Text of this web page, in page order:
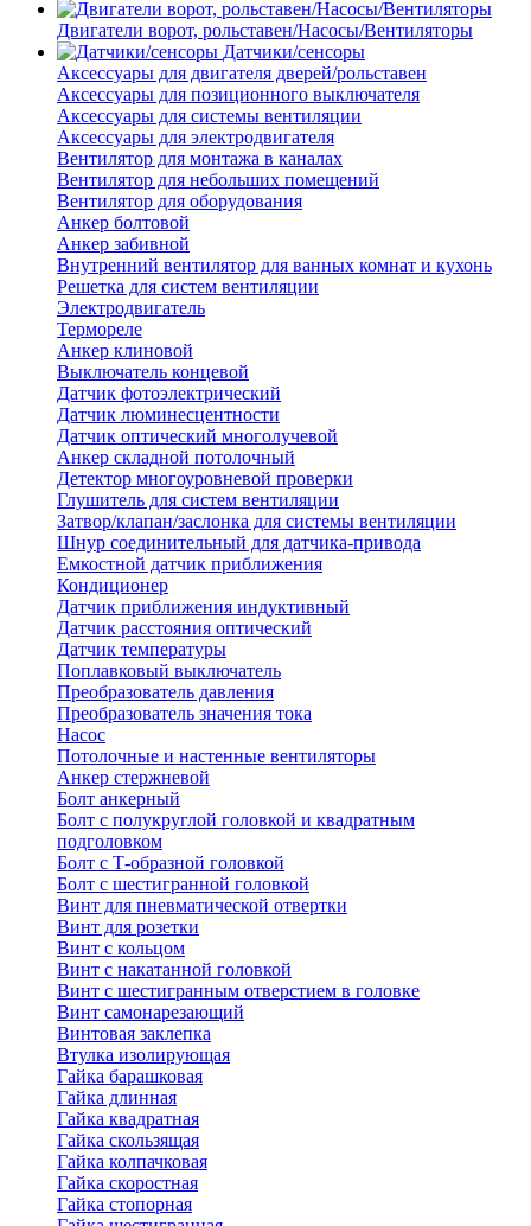
Двигатели ворот, рольставен/Насосы/Вентиляторы
Датчики/сенсоры
Аксессуары для двигателя дверей/рольставен
Аксессуары для позиционного выключателя
Аксессуары для системы вентиляции
Аксессуары для электродвигателя
Вентилятор для монтажа в каналах
Вентилятор для небольших помещений
Вентилятор для оборудования
Анкер болтовой
Анкер забивной
Внутренний вентилятор для ванных комнат и кухонь
Решетка для систем вентиляции
Электродвигатель
Термореле
Анкер клиновой
Выключатель концевой
Датчик фотоэлектрический
Датчик люминесцентности
Датчик оптический многолучевой
Анкер складной потолочный
Детектор многоуровневой проверки
Глушитель для систем вентиляции
Затвор/клапан/заслонка для системы вентиляции
Шнур соединительный для датчика-привода
Емкостной датчик приближения
Кондиционер
Датчик приближения индуктивный
Датчик расстояния оптический
Датчик температуры
Поплавковый выключатель
Преобразователь давления
Преобразователь значения тока
Насос
Потолочные и настенные вентиляторы
Анкер стержневой
Болт анкерный
Болт с полукруглой головкой и квадратным
подголовком
Болт с Т-образной головкой
Болт с шестигранной головкой
Винт для пневматической отвертки
Винт для розетки
Винт с кольцом
Винт с накатанной головкой
Винт с шестигранным отверстием в головке
Винт самонарезающий
Винтовая заклепка
Втулка изолирующая
Гайка барашковая
Гайка длинная
Гайка квадратная
Гайка скользящая
Гайка колпачковая
Гайка скоростная
Гайка стопорная